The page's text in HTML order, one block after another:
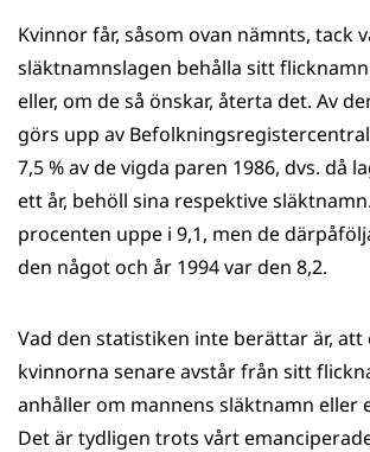
Kvinnor får, såsom ovan nämnts, tack
släktnamnslagen behålla sitt
eller, om de så önskar, återta det. Av
görs upp av
7,5 % av de vigda paren 1986, dvs. då
ett år, behöll sina respektive
procenten uppe i 9,1, men de
den något och år 1994 var den 8,2.
Vad den statistiken inte berättar är, att
kvinnorna senare avstår från sitt
anhåller om mannens släktnamn eller
Det är tydligen trots vårt